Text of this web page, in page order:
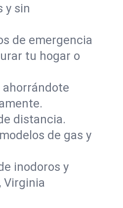
y sin
de emergencia
tu hogar o
distancia.
de gas y
inodoros y
Virginia